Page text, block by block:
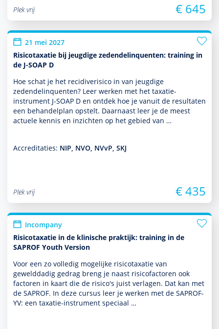
Plek vrij € 645
21 mei 2027
Risicotaxatie bij jeugdige zedendelinquenten: training in
de J-SOAP D
Hoe schat je het recidiverisico in van jeugdige
zedendelinquenten? Leer werken met het taxatie-
instrument J-SOAP D en ontdek hoe je vanuit de resultaten
een behan­del­plan opstelt. Daarnaast leer je de meest
actuele kennis en inzichten op het gebied van …
Accreditaties: NIP, NVO, NVvP, SKJ
Plek vrij € 435
Incompany
Risicotaxatie in de klinische praktijk: training in de
SAPROF Youth Version
Voor een zo volledig moge­lijke risicotaxatie van
gewelddadig gedrag breng je naast risicofactoren ook
factoren in kaart die de risico's juist verlagen. Dat kan met
de SAPROF. In deze cursus leer je werken met de SAPROF-
YV: een taxatie-instrument speciaal …